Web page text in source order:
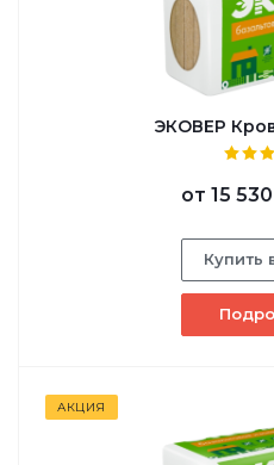
ЭКОВЕР
от 15
Купить
АКЦИЯ